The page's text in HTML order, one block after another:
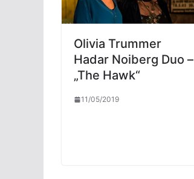
Olivia Trummer
Hadar Noiberg Duo –
„The Hawk“
11/05/2019